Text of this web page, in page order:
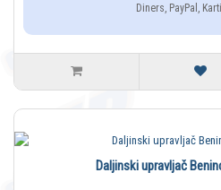
Diners, PayPal,
Daljinski upravljač